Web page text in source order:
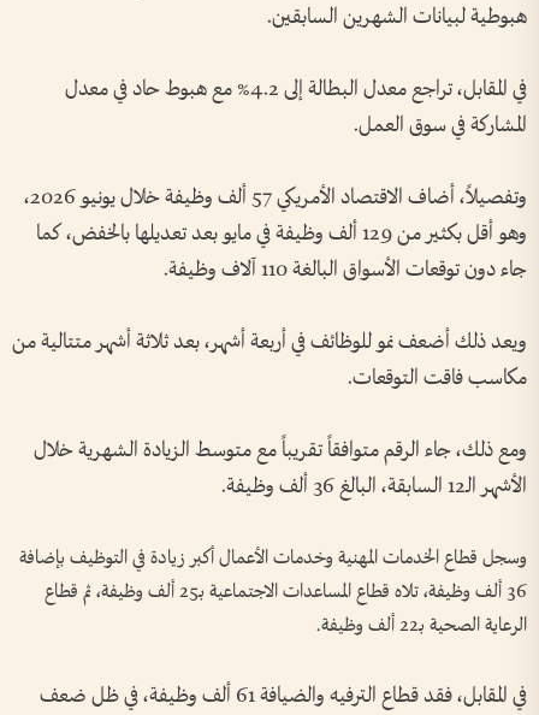
هبوطية لبيانات الشهرين السابقين.
في المقابل، تراجع معدل البطالة إلى 4.2% مع هبوط حاد في معدل
المشاركة في سوق العمل.
وتفصيلاً، أضاف الاقتصاد الأمريكي 57 ألف وظيفة خلال يونيو 2026،
وهو أقل بكثير من 129 ألف وظيفة في مايو بعد تعديلها بالخفض، كما
جاء دون توقعات الأسواق البالغة 110 آلاف وظيفة.
ويعد ذلك أضعف نمو للوظائف في أربعة أشهر، بعد ثلاثة أشهر متتالية من
مكاسب فاقت التوقعات.
ومع ذلك، جاء الرقم متوافقاً تقريباً مع متوسط الزيادة الشهرية خلال
الأشهر الـ12 السابقة، البالغ 36 ألف وظيفة.
وسجل قطاع الخدمات المهنية وخدمات الأعمال أكبر زيادة في التوظيف بإضافة
36 ألف وظيفة، تلاه قطاع المساعدات الاجتماعية بـ25 ألف وظيفة، ثم قطاع
الرعاية الصحية بـ22 ألف وظيفة.
في المقابل، فقد قطاع الترفيه والضيافة 61 ألف وظيفة، في ظل ضعف